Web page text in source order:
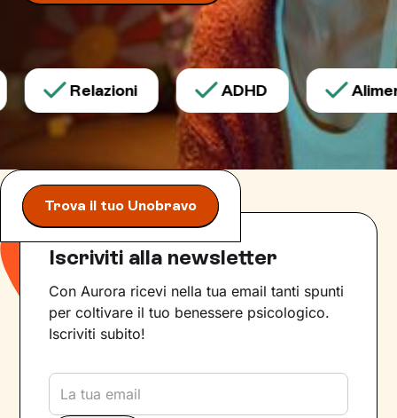
Relazioni ADHD
Trova il tuo Unobravo
Iscriviti alla newsletter
Con Aurora ricevi nella tua email tanti spunti
per coltivare il tuo benessere psicologico.
Iscriviti subito!